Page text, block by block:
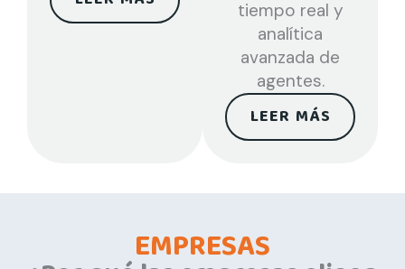
tiempo real y
analítica
avanzada de
agentes.
LEER MÁS
EMPRESAS